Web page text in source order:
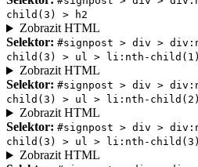
child(3) > h2
Zobrazit HTML
Selektor: #signpost > div >
child(3) > ul > li:nth-
Zobrazit HTML
Selektor: #signpost > div >
child(3) > ul > li:nth-
Zobrazit HTML
Selektor: #signpost > div >
child(3) > ul > li:nth-
Zobrazit HTML